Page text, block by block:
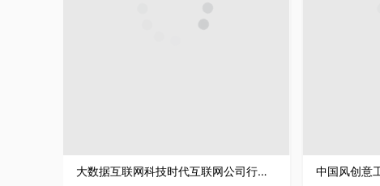
大数据互联网科技时代互联网公司行业述职汇报PPT模板 中国风创意